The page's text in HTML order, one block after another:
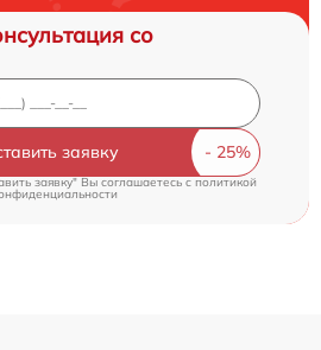
со
заявку
заявку" Вы соглашаетесь cполитикой